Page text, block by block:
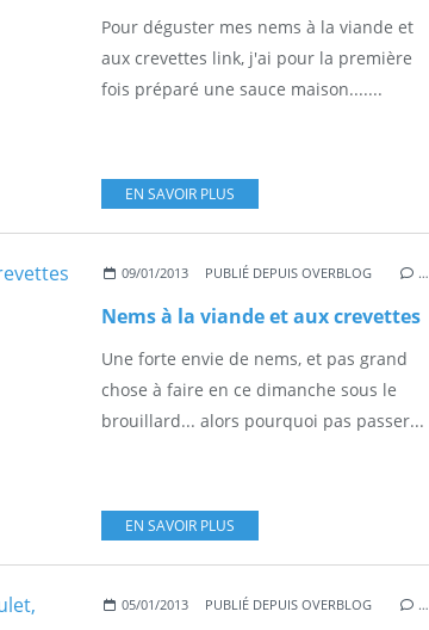
Pour déguster mes nems à la viande et
aux crevettes link, j'ai pour la première
fois préparé une sauce maison.......
EN SAVOIR PLUS
09/01/2013 PUBLIÉ DEPUIS OVERBLOG …
Nems à la viande et aux crevettes
Une forte envie de nems, et pas grand
chose à faire en ce dimanche sous le
brouillard... alors pourquoi pas passer...
EN SAVOIR PLUS
05/01/2013 PUBLIÉ DEPUIS OVERBLOG …